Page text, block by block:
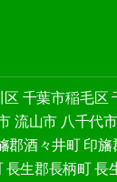
区 千葉市稲毛区
流山市 八千代市
郡酒々井町 印旛
長生郡長柄町 長